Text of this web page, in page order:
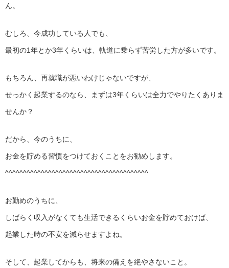
ん。
むしろ、今成功している人でも、
最初の1年とか3年くらいは、軌道に乗らず苦労した方が多いです。
もちろん、再就職が悪いわけじゃないですが、
せっかく起業するのなら、まずは3年くらいは全力でやりたくありま
せんか？
だから、今のうちに、
お金を貯める習慣をつけておくことをお勧めします。
^^^^^^^^^^^^^^^^^^^^^^^^^^^^^^^^^^^^^^^^
お勤めのうちに、
しばらく収入がなくても生活できるくらいお金を貯めておけば、
起業した時の不安を減らせますよね。
そして、起業してからも、将来の備えを絶やさないこと。